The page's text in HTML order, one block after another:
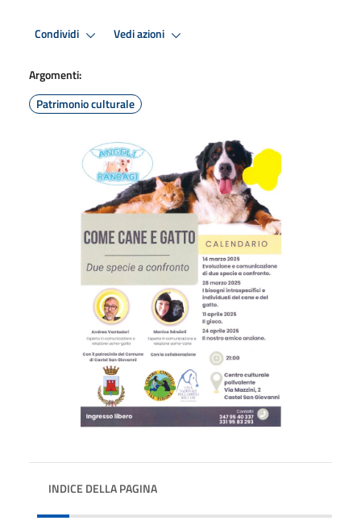
Condividi Vedi azioni
Argomenti:
Patrimonio culturale
INDICE DELLA PAGINA